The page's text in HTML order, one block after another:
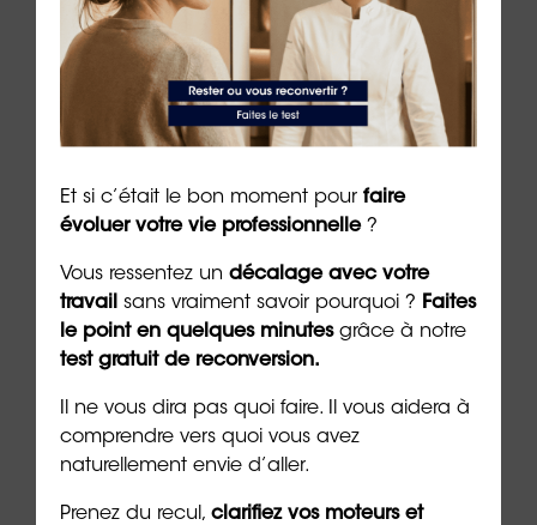
Retrouver la joie après un burn-
out : un chemin possible
4 min. de lecture
Les + consultés
Et si c’était le bon moment pour faire
évoluer votre vie professionnelle?
Vous ressentez un décalage avec votre
travail sans vraiment savoir pourquoi ? Faites
le point en quelques minutesgrâce à notre
test gratuit de reconversion.
Il ne vous dira pas quoi faire. Il vous aidera à
comprendre vers quoi vous avez
naturellement envie d’aller.
Prenez du recul, clarifiez vos moteurs et